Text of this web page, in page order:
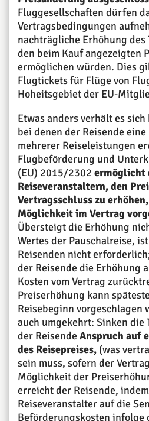
Fluggesellschaften dürfen
Vertragsbedingungen
nachträgliche Erhöhung
den beim Kauf angezeigten
ermöglichen würden. Dies
Flugtickets für Flüge von
Hoheitsgebiet der EU-
Etwas anders verhält es
bei denen der Reisende
mehrerer Reiseleistungen
Flugbeförderung und
(EU) 2015/2302 ermöglicht
Reiseveranstaltern, den
Vertragsschluss zu
Möglichkeit im Vertrag
Übersteigt die Erhöhung
Wertes der Pauschalreise,
Reisenden nicht
der Reisende die Erhöhung
Kosten vom Vertrag
Preiserhöhung kann
Reisebeginn vorgeschlagen
auch umgekehrt: Sinken
der Reisende Anspruch auf
des Reisepreises, (was
sein muss, sofern der
Möglichkeit der
erreicht der Reisende,
Reiseveranstalter auf die
Beförderungskosten infolge